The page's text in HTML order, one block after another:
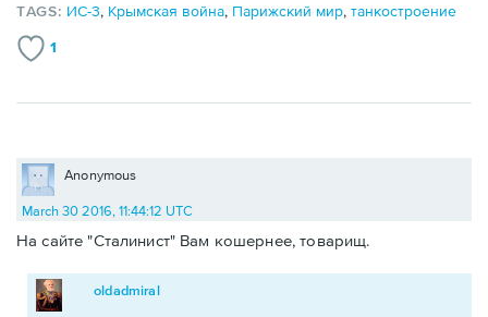
TAGS: ИС-3, Крымская война, Парижский мир,танкостроение
1
Anonymous
March 30 2016, 11:44:12 UTC
На сайте "Сталинист" Вам кошернее, товарищ.
oldadmiral